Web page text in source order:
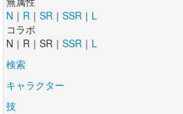
N ｜ R ｜ SR ｜ SSR ｜ L
コラボ
N｜R｜SR｜ SSR ｜ L
検索
キャラクター
技